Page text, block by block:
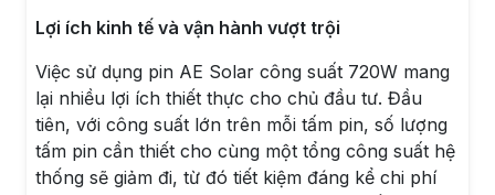
Lợi ích kinh tế và vận hành vượt trội
Việc sử dụng pin AE Solar công suất 720W mang
lại nhiều lợi ích thiết thực cho chủ đầu tư. Đầu
tiên, với công suất lớn trên mỗi tấm pin, số lượng
tấm pin cần thiết cho cùng một tổng công suất hệ
thống sẽ giảm đi, từ đó tiết kiệm đáng kể chi phí